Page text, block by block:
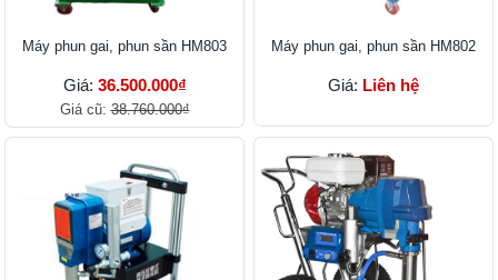
Máy phun gai, phun sần HM803
Giá: 36.500.000₫
Giá cũ:38.760.000₫
Máy phun gai, phun sần HM802
Giá: Liên hệ